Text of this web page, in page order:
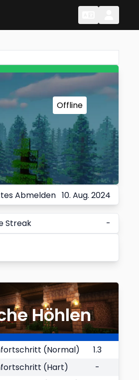
Offline
Abmelden 10. Aug. 2024
Streak -
Höhlen
(Normal)
1.3
(Hart)
-